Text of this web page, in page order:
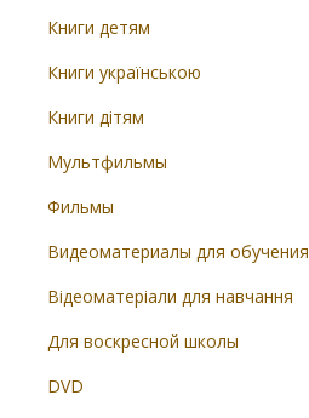
Книги детям
Книги українською
Книги дітям
Мультфильмы
Фильмы
Видеоматериалы для обучения
Відеоматеріали для навчання
Для воскресной школы
DVD